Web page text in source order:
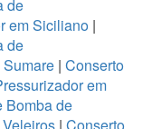
de
em Siciliano|
de
| Conserto
em
Bomba de